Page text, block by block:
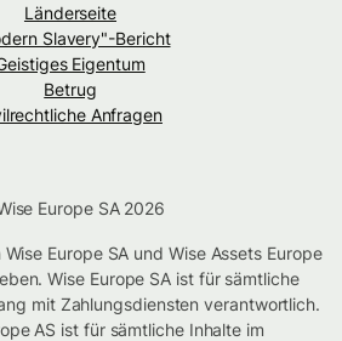
Länderseite
Slavery"-Bericht
Eigentum
Betrug
Anfragen
Europe SA 2026
Europe SA und Wise Assets Europe
Wise Europe SA ist für sämtliche
mit Zahlungsdiensten verantwortlich.
AS ist für sämtliche Inhalte im